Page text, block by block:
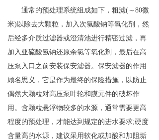
通常的预处理系统组成如下，粗滤(～80微
米)以除去大颗粒，加入次氯酸钠等氧化剂，然
后经多介质过滤器或澄清池进行精密过滤，再
加入亚硫酸氢钠还原余氯等氧化剂，最后在高
压泵入口之前安装保安滤器。保安滤器的作用
顾名思义，它是作为最终的保险措施，以防止
偶然大颗粒对高压泵叶轮和膜元件的破坏作
用。含颗粒悬浮物较多的水源，通常需要更高
程度的预处理，才能达到规定的进水要求;硬度
含量高的水源，建议采用软化或加酸和加阻垢